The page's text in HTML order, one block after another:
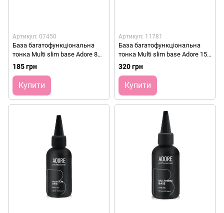
Артикул: 07450
База багатофункціональна
тонка Multi slim base Adore 8
мл
185 грн
Купити
Артикул: 11781
База багатофункціональна
тонка Multi slim base Adore 15
мл
320 грн
Купити